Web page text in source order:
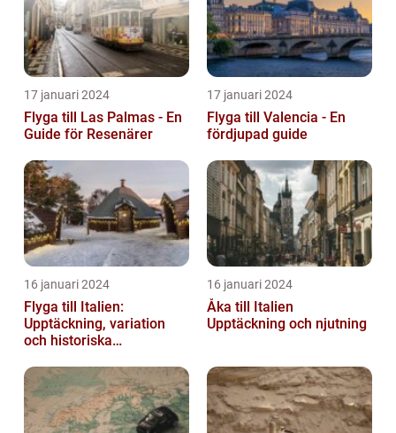
17 januari 2024
Flyga till Las Palmas - En
Guide för Resenärer
17 januari 2024
Flyga till Valencia - En
fördjupad guide
16 januari 2024
Flyga till Italien:
Upptäckning, variation
och historiska
16 januari 2024
Åka till Italien
Upptäckning och njutning